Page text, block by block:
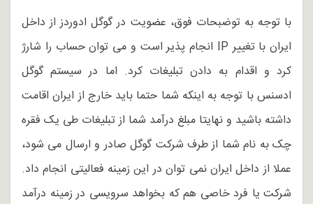
با توجه به توضبحات فوق، عضویت در گوگل ادوردز از داخل
ایران با تغییر IP انجام پذیر است و می توان حساب را شارژ
کرد و اقدام به دادن تبلیغات کرد. اما در سیستم گوگل
ادسنس با توجه به اینکه شما حتما باید خارج از ایران اقامت
داشته باشید و نهایتا مبلغ درآمد شما از تبلیغات طی یک فقره
چک به نام شما از طرف شرکت گوگل صادر و ارسال می شود،
عملا از داخل ایران نمی توان در این زمینه فعالیتی انجام داد.
شرکت یا فرد خاصی هم که بخواهد سرویسی در زمینه درآمد